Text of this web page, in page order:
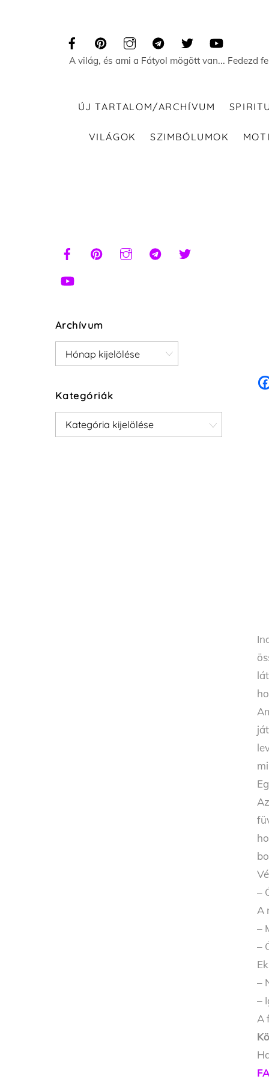
A világ, és ami a Fátyol mögött van... Fedezd
ÚJ TARTALOM/ARCHÍVUM
VILÁGOK SZIMBÓLUMOK
–
A
–
–
–
–
A
Archívum
Archívum
Kategóriák
Kategóriák